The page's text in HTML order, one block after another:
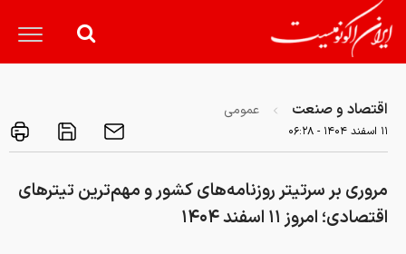
اقتصاد و صنعت عمومی
۱۱ اسفند ۱۴۰۴ - ۰۶:۲۸
مروری بر سرتیتر روزنامه‌های کشور و مهم‌ترین تیترهای
اقتصادی؛ امروز ۱۱ اسفند ۱۴۰۴